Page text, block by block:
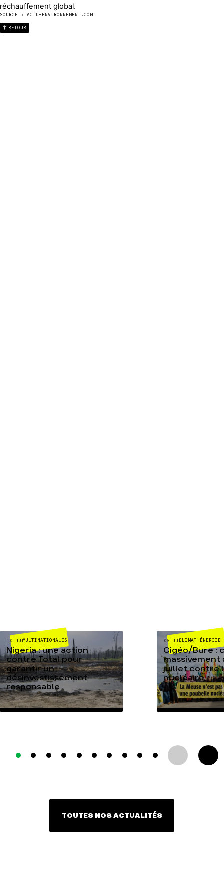
réchauffement global.
SOURCE : ACTU-ENVIRONNEMENT.COM
RETOUR
MULTINATIONALES
10 JUIL
Nigeria : une action
contre Total pour
garantir un
désinvestissement
responsable
CLIMAT-ÉNERGIE
06 JUIL
Cigéo/Bure :
massivement
juillet contre
nucléaire
TOUTES NOS ACTUALITÉS